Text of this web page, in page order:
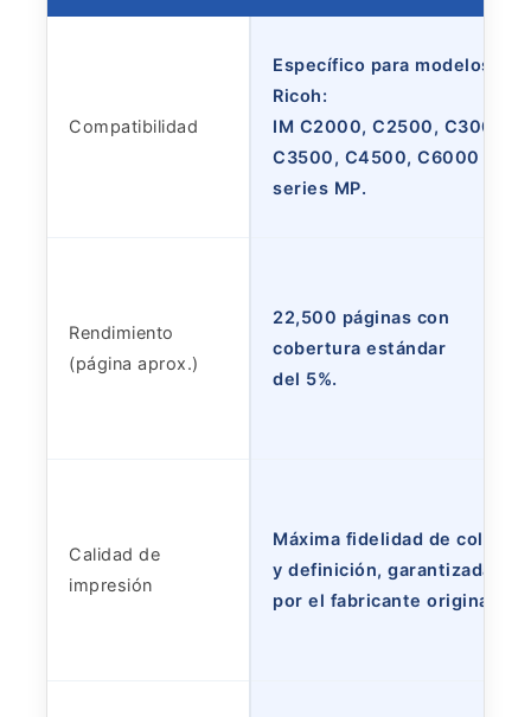
Compatibilidad
Específico para modelos
Ricoh:
IM C2000, C2500, C3000,
C3500, C4500, C6000 y
series MP.
Rendimiento
(página aprox.)
22,500 páginas con
cobertura estándar
del 5%.
Calidad de
impresión
Máxima fidelidad de color
y definición, garantizada
por el fabricante original.